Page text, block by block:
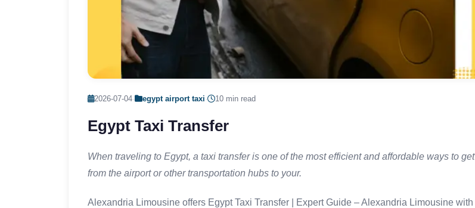
2026-07-04· egypt airport taxi · 10 min read
Egypt Taxi Transfer
When traveling to Egypt, a taxi transfer is one of the most efficient and affordable ways to get
from the airport or other transportation hubs to your.
Alexandria Limousine offers Egypt Taxi Transfer | Expert Guide – Alexandria Limousine with